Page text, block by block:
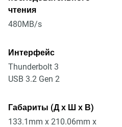
чтения
480MB/s
Интерфейс
Thunderbolt 3
USB 3.2 Gen 2
Габариты (Д х Ш х В)
133.1mm x 210.06mm x